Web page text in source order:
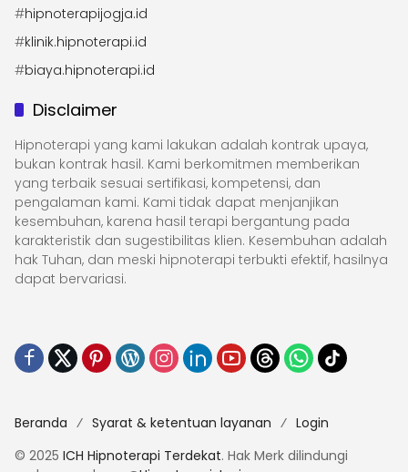
#hipnoterapijogja.id
#klinik.hipnoterapi.id
#biaya.hipnoterapi.id
Disclaimer
Hipnoterapi yang kami lakukan adalah kontrak upaya,
bukan kontrak hasil. Kami berkomitmen memberikan
yang terbaik sesuai sertifikasi, kompetensi, dan
pengalaman kami. Kami tidak dapat menjanjikan
kesembuhan, karena hasil terapi bergantung pada
karakteristik dan sugestibilitas klien. Kesembuhan adalah
hak Tuhan, dan meski hipnoterapi terbukti efektif, hasilnya
dapat bervariasi.
Beranda Syarat & ketentuan layanan
Login
© 2025 ICH Hipnoterapi Terdekat. Hak Merk dilindungi